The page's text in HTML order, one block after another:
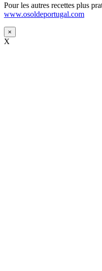
Pour les autres recettes plus
www.osoldeportugal.com
×
X